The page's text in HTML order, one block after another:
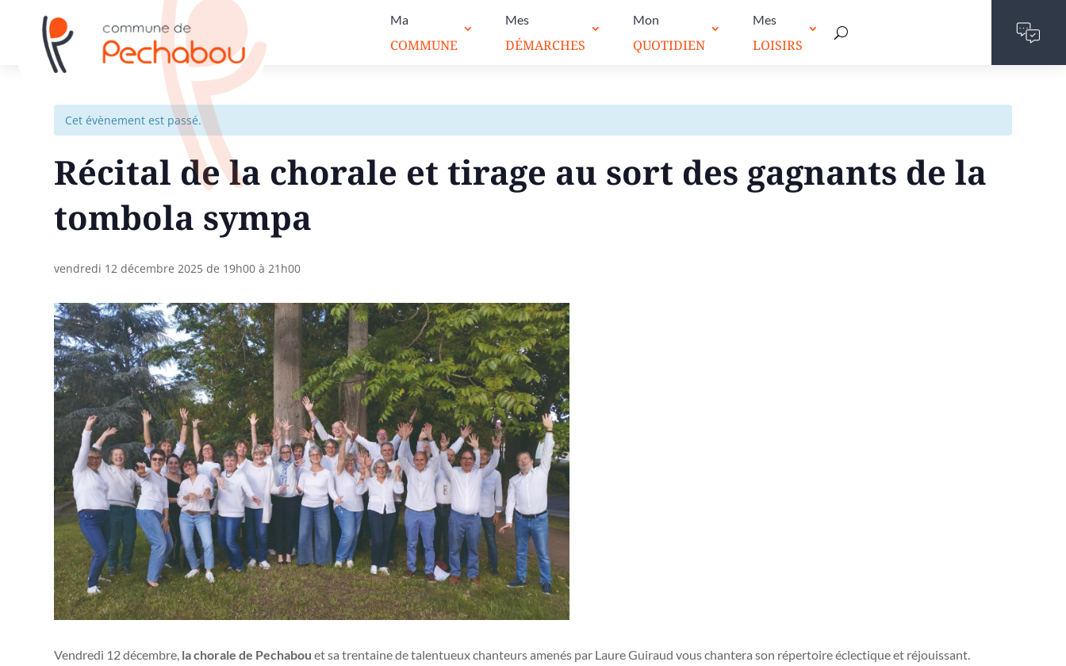
Ma
COMMUNE
Mes
DÉMARCHES
Mon
QUOTIDIEN
Mes
LOISIRS
Cet évènement est passé.
Récital de la chorale et tirage au sort des gagnants de la
tombola sympa
vendredi 12 décembre 2025 de 19h00 à 21h00
Vendredi 12 décembre, la chorale de Pechabou et sa trentaine de talentueux chanteurs amenés par Laure Guiraud vous chantera son répertoire éclectique et réjouissant.